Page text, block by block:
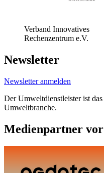
Verband Innovatives
Rechenzentrum e.V.
Newsletter
Newsletter anmelden
Der Umweltdienstleister ist
Umweltbranche.
Medienpartner